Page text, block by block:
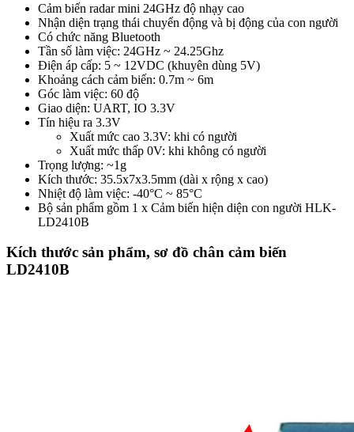
Cảm biến radar mini 24GHz độ nhạy cao
Nhận diện trạng thái chuyển động và bị động của con người
Có chức năng Bluetooth
Tần số làm việc: 24GHz ~ 24.25Ghz
Điện áp cấp: 5 ~ 12VDC (khuyên dùng 5V)
Khoảng cách cảm biến: 0.7m ~ 6m
Góc làm việc: 60 độ
Giao diện: UART, IO 3.3V
Tín hiệu ra 3.3V
Xuất mức cao 3.3V: khi có người
Xuất mức thấp 0V: khi không có người
Trọng lượng: ~1g
Kích thước: 35.5x7x3.5mm (dài x rộng x cao)
Nhiệt độ làm việc: -40°C ~ 85°C
Bộ sản phẩm gồm 1 x Cảm biến hiện diện con người HLK-
LD2410B
Kích thước sản phẩm, sơ đồ chân cảm biến
LD2410B